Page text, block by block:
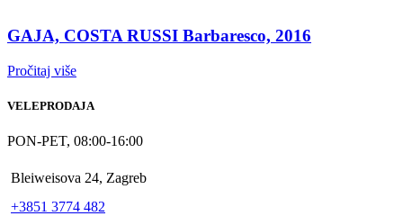
GAJA, COSTA RUSSI Barbaresco, 2016
Pročitaj više
VELEPRODAJA
PON-PET, 08:00-16:00
Bleiweisova 24, Zagreb
+3851 3774 482